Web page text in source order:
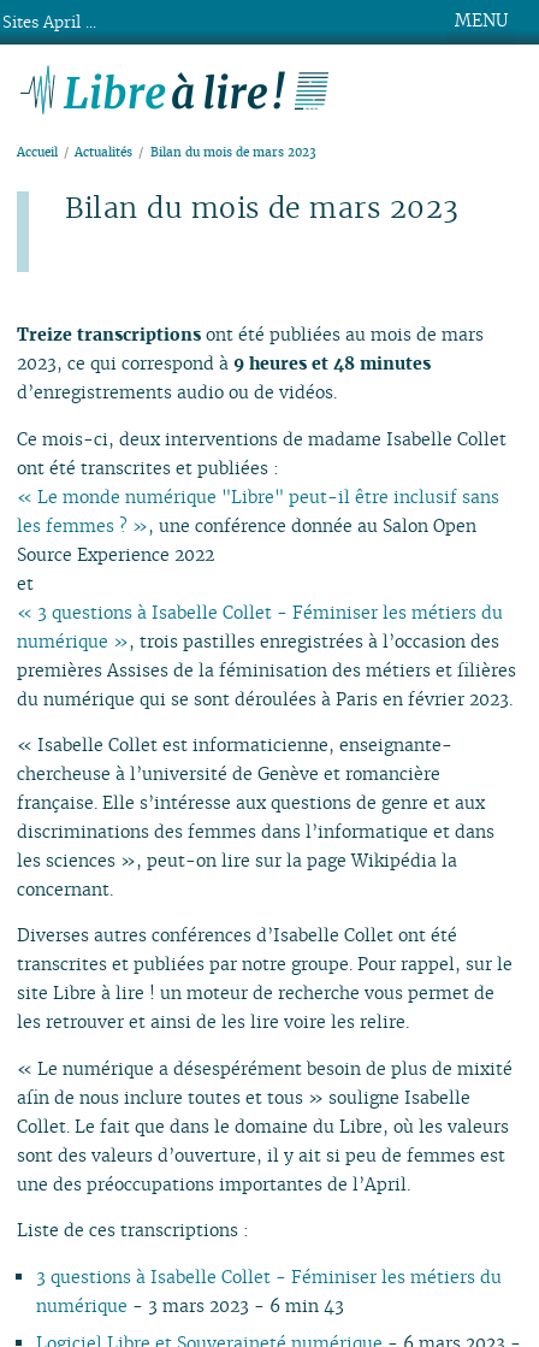
MENU
Accueil Actualités Bilan du mois de mars 2023
Bilan du mois de mars 2023
Treize transcriptions ont été publiées au mois de mars
2023, ce qui correspond à9 heures et 48 minutes
d’enregistrements audio ou de vidéos.
Ce mois-ci, deux interventions de madame Isabelle Collet
ont été transcrites et publiées :
« Le monde numérique "Libre" peut-il être inclusif sans
les femmes ? », une conférence donnée au Salon Open
Source Experience 2022
et
« 3 questions à Isabelle Collet - Féminiser les métiers du
numérique », trois pastilles enregistrées à l’occasion des
premières Assises de la féminisation des métiers et filières
du numérique qui se sont déroulées à Paris en février 2023.
« Isabelle Collet est informaticienne, enseignante-
chercheuse à l’université de Genève et romancière
française. Elle s’intéresse aux questions de genre et aux
discriminations des femmes dans l’informatique et dans
les sciences », peut-on lire sur la page Wikipédia la
concernant.
Diverses autres conférences d’Isabelle Collet ont été
transcrites et publiées par notre groupe. Pour rappel, sur le
site Libre à lire ! un moteur de recherche vous permet de
les retrouver et ainsi de les lire voire les relire.
« Le numérique a désespérément besoin de plus de mixité
afin de nous inclure toutes et tous » souligne Isabelle
Collet. Le fait que dans le domaine du Libre, où les valeurs
sont des valeurs d’ouverture, il y ait si peu de femmes est
une des préoccupations importantes de l’April.
Liste de ces transcriptions :
3 questions à Isabelle Collet - Féminiser les métiers du
numérique - 3 mars 2023 - 6 min 43
Sites April ...